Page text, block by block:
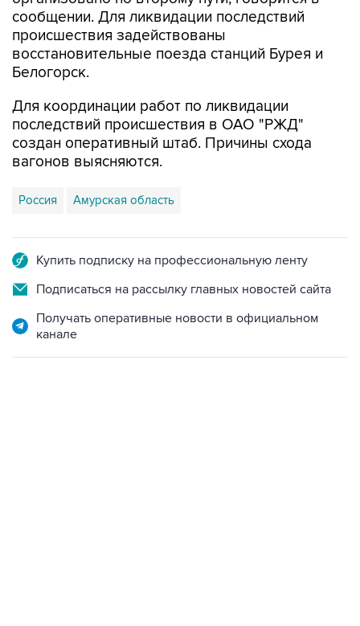
сообщении. Для ликвидации последствий
происшествия задействованы
восстановительные поезда станций Бурея и
Белогорск.
Для координации работ по ликвидации
последствий происшествия в ОАО "РЖД"
создан оперативный штаб. Причины схода
вагонов выясняются.
Россия Амурская область
Купить подписку на профессиональную ленту
Подписаться на рассылку главных новостей сайта
Получать оперативные новости в официальном
канале